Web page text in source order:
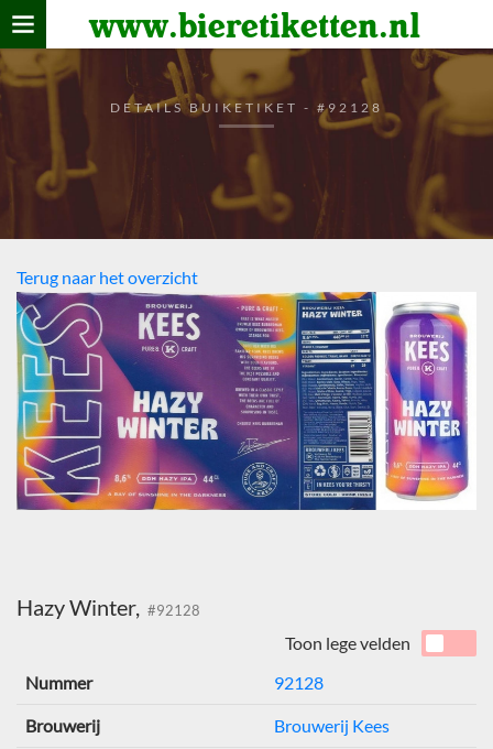
www.bieretiketten.nl
Home
verzamelen
De bierkaart
Bezoekers
DETAILS BUIKETIKET - #92128
Terug naar het overzicht
Hazy Winter, #92128
Toon lege velden
Nummer
92128
Brouwerij Brouwerij Kees